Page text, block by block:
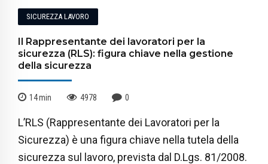
SICUREZZA LAVORO
Il Rappresentante dei lavoratori per la
sicurezza (RLS): figura chiave nella gestione
della sicurezza
14min 4978 0
L’RLS (Rappresentante dei Lavoratori per la
Sicurezza) è una figura chiave nella tutela della
sicurezza sul lavoro, prevista dal D.Lgs. 81/2008.